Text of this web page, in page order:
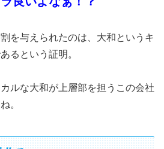
を与えられたのは、大和というキ
るという証明。
ルな大和が上層部を担うこの会社
。